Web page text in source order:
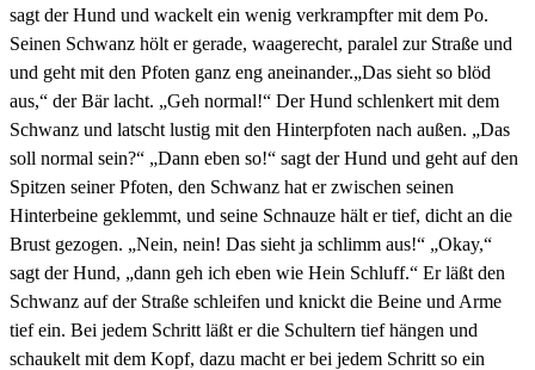
sagt der Hund und wackelt ein wenig verkrampfter mit dem Po.
Seinen Schwanz hölt er gerade, waagerecht, paralel zur Straße und
und geht mit den Pfoten ganz eng aneinander.„Das sieht so blöd
aus,“ der Bär lacht. „Geh normal!“ Der Hund schlenkert mit dem
Schwanz und latscht lustig mit den Hinterpfoten nach außen. „Das
soll normal sein?“ „Dann eben so!“ sagt der Hund und geht auf den
Spitzen seiner Pfoten, den Schwanz hat er zwischen seinen
Hinterbeine geklemmt, und seine Schnauze hält er tief, dicht an die
Brust gezogen. „Nein, nein! Das sieht ja schlimm aus!“ „Okay,“
sagt der Hund, „dann geh ich eben wie Hein Schluff.“ Er läßt den
Schwanz auf der Straße schleifen und knickt die Beine und Arme
tief ein. Bei jedem Schritt läßt er die Schultern tief hängen und
schaukelt mit dem Kopf, dazu macht er bei jedem Schritt so ein